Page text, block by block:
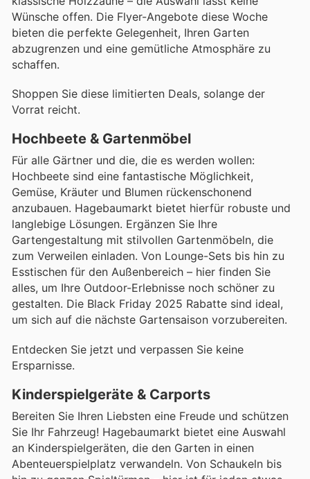
Wünsche offen. Die Flyer-Angebote diese Woche
bieten die perfekte Gelegenheit, Ihren Garten
abzugrenzen und eine gemütliche Atmosphäre zu
schaffen.
Shoppen Sie diese limitierten Deals, solange der
Vorrat reicht.
Hochbeete & Gartenmöbel
Für alle Gärtner und die, die es werden wollen:
Hochbeete sind eine fantastische Möglichkeit,
Gemüse, Kräuter und Blumen rückenschonend
anzubauen. Hagebaumarkt bietet hierfür robuste und
langlebige Lösungen. Ergänzen Sie Ihre
Gartengestaltung mit stilvollen Gartenmöbeln, die
zum Verweilen einladen. Von Lounge-Sets bis hin zu
Esstischen für den Außenbereich – hier finden Sie
alles, um Ihre Outdoor-Erlebnisse noch schöner zu
gestalten. Die Black Friday 2025 Rabatte sind ideal,
um sich auf die nächste Gartensaison vorzubereiten.
Entdecken Sie jetzt und verpassen Sie keine
Ersparnisse.
Kinderspielgeräte & Carports
Bereiten Sie Ihren Liebsten eine Freude und schützen
Sie Ihr Fahrzeug! Hagebaumarkt bietet eine Auswahl
an Kinderspielgeräten, die den Garten in einen
Abenteuerspielplatz verwandeln. Von Schaukeln bis